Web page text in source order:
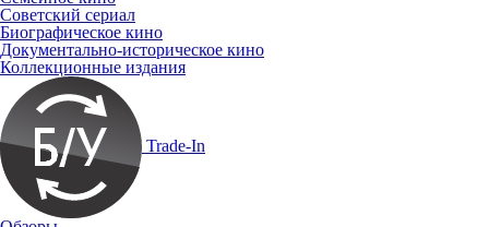
Советский сериал
Биографическое кино
Документально-историческое кино
Коллекционные издания
Trade-In